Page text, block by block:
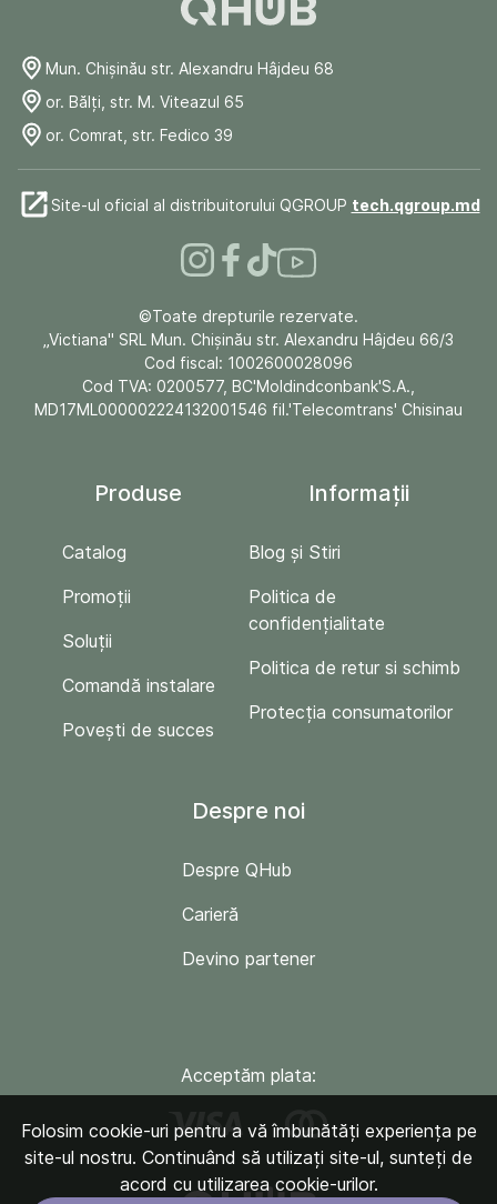
Mun. Chişinău str. Alexandru Hâjdeu 68
or. Bălți, str. M. Viteazul 65
or. Comrat, str. Fedico 39
Site-ul oficial al distribuitorului QGROUP tech.qgroup.md
©Toate drepturile rezervate.
„Victiana" SRL Mun. Chişinău str. Alexandru Hâjdeu 66/3
Cod fiscal: 1002600028096
Cod TVA: 0200577, BC'Moldindconbank'S.A.,
MD17ML000002224132001546 fil.'Telecomtrans' Chisinau
Produse
Catalog
Promoții
Soluții
Comandă instalare
Povești de succes
Informații
Blog și Stiri
Politica de
confidențialitate
Politica de retur si schimb
Protecția consumatorilor
Despre noi
Despre QHub
Carieră
Devino partener
Acceptăm plata:
Folosim cookie-uri pentru a vă îmbunătăți experiența pe
site-ul nostru. Continuând să utilizați site-ul, sunteți de
acord cu utilizarea cookie-urilor.